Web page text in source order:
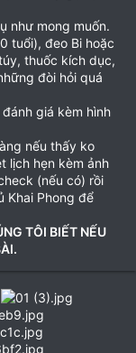
như mong muốn.
tuổi), đeo Bi hoặc
thuốc kích dục,
đòi hỏi quá
giá kèm hình
nếu thấy ko
lịch hẹn kèm ảnh
(nếu có) rồi
Khai Phong để
TÔI BIẾT NẾU